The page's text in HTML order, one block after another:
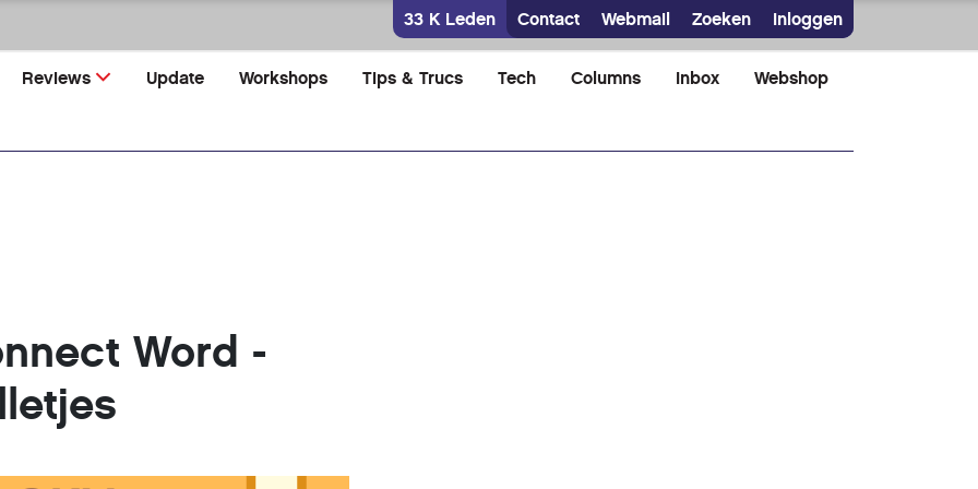
33 K Leden Contact Webmail Zoeken Inloggen
Reviews Update Workshops Tips & Trucs Tech Columns Inbox Webshop
Word -